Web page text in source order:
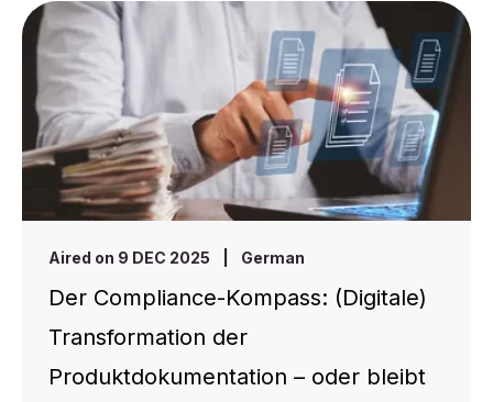
Aired on 9 DEC 2025 German
Der Compliance-Kompass: (Digitale)
Transformation der
Produktdokumentation – oder bleibt